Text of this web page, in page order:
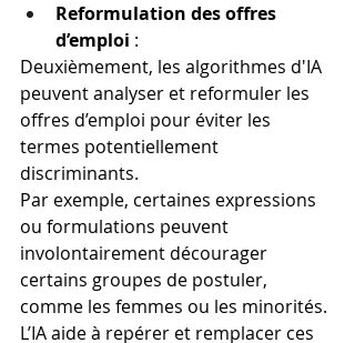
Reformulation des offres
d’emploi :
Deuxièmement, les algorithmes d'IA
peuvent analyser et reformuler les
offres d’emploi pour éviter les
termes potentiellement
discriminants.
Par exemple, certaines expressions
ou formulations peuvent
involontairement décourager
certains groupes de postuler,
comme les femmes ou les minorités.
L’IA aide à repérer et remplacer ces